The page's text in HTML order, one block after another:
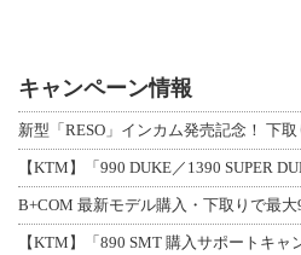
キャンペーン情報
【KTM】「990 DUKE／1390 SUPER
【KTM】「890 SMT 購入サポートキ